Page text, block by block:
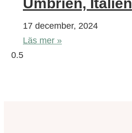
17 december, 2024
Läs mer »